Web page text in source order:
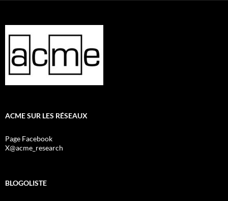
ACME SUR LES RÉSEAUX
Page Facebook
X@acme_research
BLOGOLISTE